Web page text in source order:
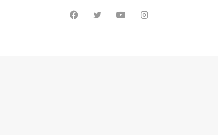
FacebookTwitter YouTubeInstagram